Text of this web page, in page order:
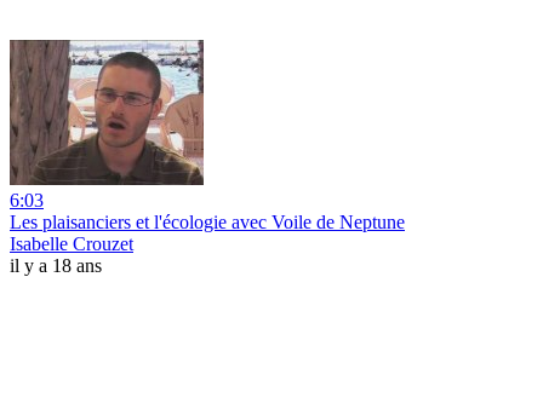
6:03
Les plaisanciers et l'écologie avec Voile de Neptune
Isabelle Crouzet
il y a 18 ans